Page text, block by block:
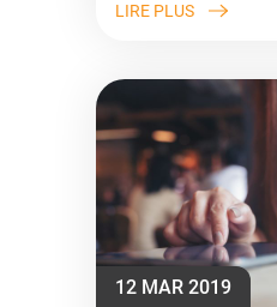
LIRE PLUS
12 MAR 2019